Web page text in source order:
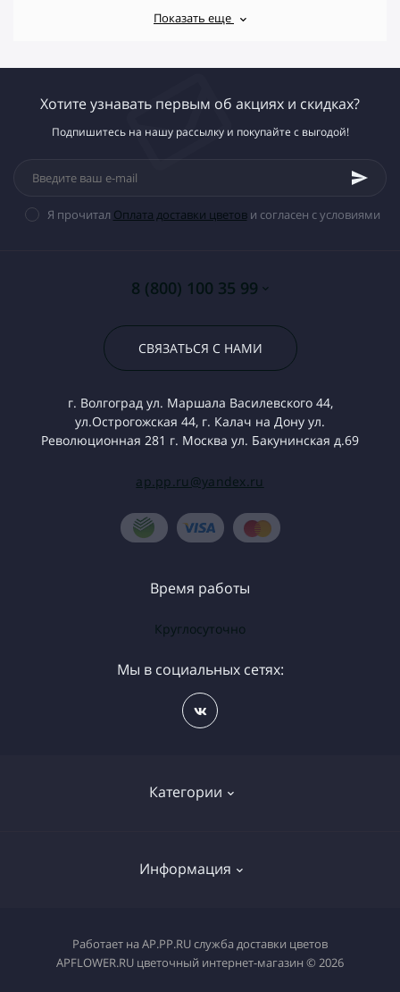
Показать еще
Хотите узнавать первым об акциях и скидках?
Подпишитесь на нашу рассылку и покупайте с выгодой!
Я прочитал Оплата доставки цветови согласен с условиями
8 (800) 100 35 99
СВЯЗАТЬСЯ С НАМИ
г. Волгоград ул. Маршала Василевского 44,
ул.Острогожская 44, г. Калач на Дону ул.
Революционная 281 г. Москва ул. Бакунинская д.69
ap.pp.ru@yandex.ru
Категории
Бесплатная доставка цветов
Магазин ВОЗДУШНЫХ ШАРОВ
Информация
Доставка еды Калач на Дону
Доставка цветов Калач на Дону
Время работы
Круглосуточно
Мы в социальных сетях:
Работает на AP.PP.RU служба доставки цветов
APFLOWER.RU цветочный интернет-магазин © 2026